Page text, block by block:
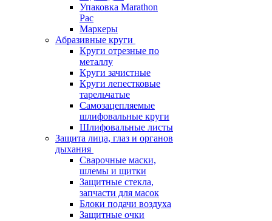
Упаковка Marathon
Pac
Маркеры
Абразивные круги
Круги отрезные по
металлу
Круги зачистные
Круги лепестковые
тарельчатые
Самозацепляемые
шлифовальные круги
Шлифовальные листы
Защита лица, глаз и органов
дыхания
Сварочные маски,
шлемы и щитки
Защитные стекла,
запчасти для масок
Блоки подачи воздуха
Защитные очки